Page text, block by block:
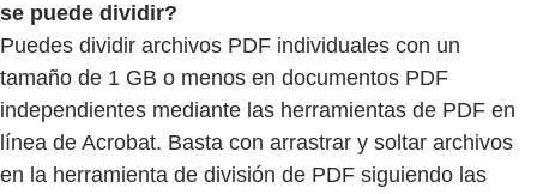
se puede dividir?
Puedes dividir archivos PDF individuales con un
tamaño de 1 GB o menos en documentos PDF
independientes mediante las herramientas de PDF en
línea de Acrobat. Basta con arrastrar y soltar archivos
en la herramienta de división de PDF siguiendo las